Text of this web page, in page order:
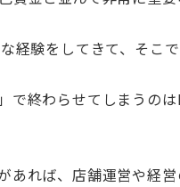
験をしてきて、そこ
終わらせてしまうの
れば、店舗運営や経